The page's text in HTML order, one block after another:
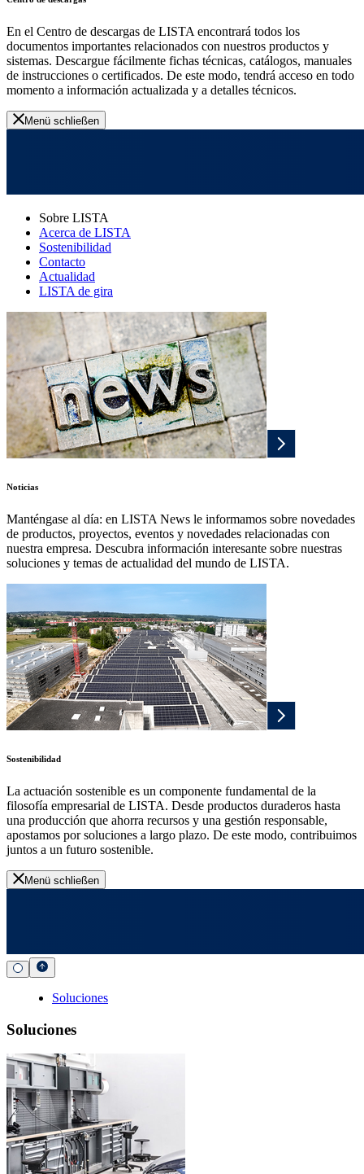
En el Centro de descargas de LISTA encontrará todos los
documentos importantes relacionados con nuestros productos y
sistemas. Descargue fácilmente fichas técnicas, catálogos, manuales
de instrucciones o certificados. De este modo, tendrá acceso en todo
momento a información actualizada y a detalles técnicos.
Menü schließen
Sobre LISTA
Acerca de LISTA
Sostenibilidad
Contacto
Actualidad
LISTA de gira
Noticias
Manténgase al día: en LISTA News le informamos sobre novedades
de productos, proyectos, eventos y novedades relacionadas con
nuestra empresa. Descubra información interesante sobre nuestras
soluciones y temas de actualidad del mundo de LISTA.
Sostenibilidad
La actuación sostenible es un componente fundamental de la
filosofía empresarial de LISTA. Desde productos duraderos hasta
una producción que ahorra recursos y una gestión responsable,
apostamos por soluciones a largo plazo. De este modo, contribuimos
juntos a un futuro sostenible.
Menü schließen
Soluciones
Soluciones